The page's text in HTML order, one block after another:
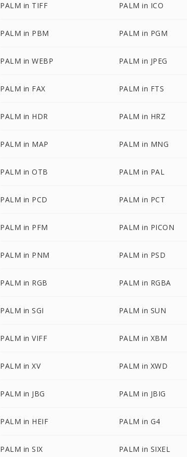
PALM in TIFF PALM in ICO
PALM in PBM PALM in PGM
PALM in WEBP PALM in JPEG
PALM in FAX PALM in FTS
PALM in HDR PALM in HRZ
PALM in MAP PALM in MNG
PALM in OTB PALM in PAL
PALM in PCD PALM in PCT
PALM in PFM PALM in PICON
PALM in PNM PALM in PSD
PALM in RGB PALM in RGBA
PALM in SGI PALM in SUN
PALM in VIFF PALM in XBM
PALM in XV PALM in XWD
PALM in JBG PALM in JBIG
PALM in HEIF PALM in G4
PALM in SIX PALM in SIXEL